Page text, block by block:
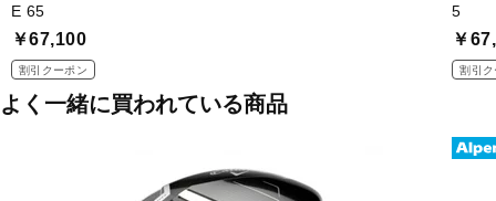
E 65
￥67,100
割引クーポン
5
￥
割引
よく一緒に買われている商品